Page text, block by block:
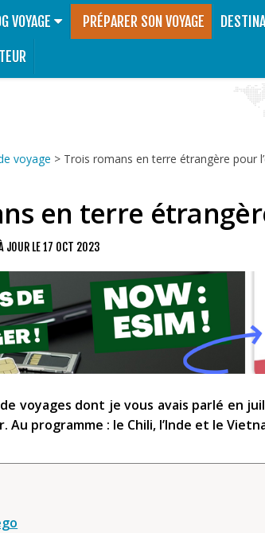
VOYAGE PRÉPARER SON VOYAGE
voyage > Trois romans en terre étrangère pour
en terre
JOUR LE17 OCT 2023
voyages dont je vous avais parlé en
Au programme : le Chili, l’Inde et le